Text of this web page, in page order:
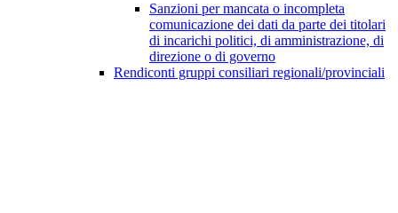
Sanzioni per mancata o incompleta
comunicazione dei dati da parte dei titolari
di incarichi politici, di amministrazione, di
direzione o di governo
Rendiconti gruppi consiliari regionali/provinciali